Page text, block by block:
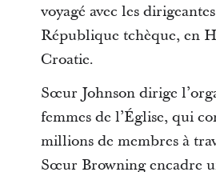
voyagé avec les
République tchèque, en
Croatie.
Sœur Johnson dirige
femmes de l’Église, qui
millions de membres à
Sœur Browning encadre